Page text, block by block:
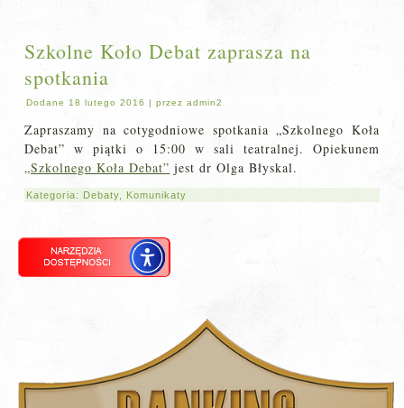
Szkolne Koło Debat zaprasza na
spotkania
Dodane 18 lutego 2016 |przez admin2
Zapraszamy na cotygodniowe spotkania „Szkolnego Koła
Debat” w piątki o 15:00 w sali teatralnej. Opiekunem
„Szkolnego Koła Debat” jest dr Olga Błyskal.
Kategoria: Debaty Komunikaty